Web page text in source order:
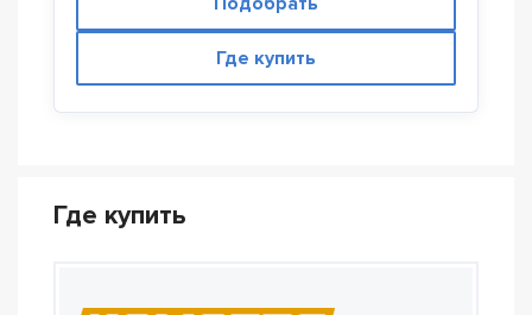
Где купить
Где купить